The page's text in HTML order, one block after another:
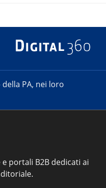
PA, nei loro
portali B2B dedicati ai